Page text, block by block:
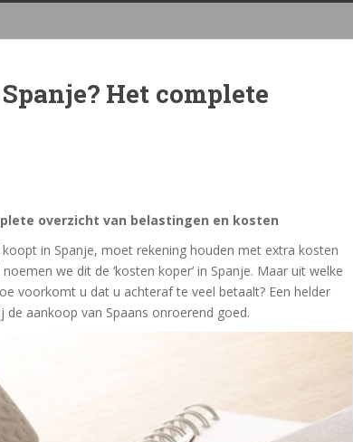
Het complete
overzicht van belastingen en kosten
in Spanje, moet rekening houden met extra kosten
we dit de ‘kosten koper’ in Spanje. Maar uit welke
voorkomt u dat u achteraf te veel betaalt? Een helder
aankoop van Spaans onroerend goed.